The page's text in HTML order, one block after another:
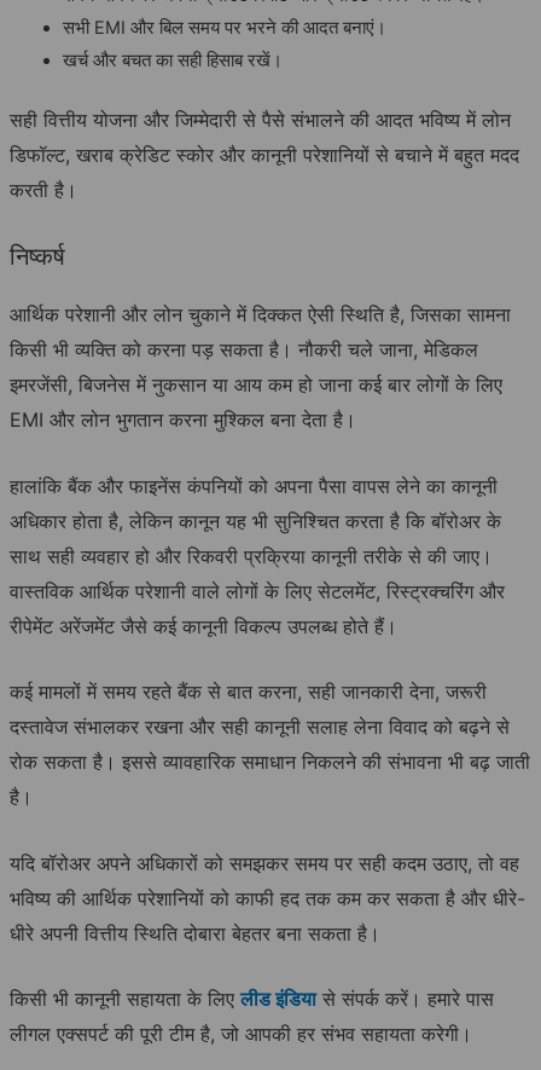
सभी EMI और बिल समय पर भरने की आदत बनाएं।
खर्च और बचत का सही हिसाब रखें।
सही वित्तीय योजना और जिम्मेदारी से पैसे संभालने की आदत भविष्य में लोन
डिफॉल्ट, खराब क्रेडिट स्कोर और कानूनी परेशानियों से बचाने में बहुत मदद
करती है।
निष्कर्ष
आर्थिक परेशानी और लोन चुकाने में दिक्कत ऐसी स्थिति है, जिसका सामना
किसी भी व्यक्ति को करना पड़ सकता है। नौकरी चले जाना, मेडिकल
इमरजेंसी, बिजनेस में नुकसान या आय कम हो जाना कई बार लोगों के लिए
EMI और लोन भुगतान करना मुश्किल बना देता है।
हालांकि बैंक और फाइनेंस कंपनियों को अपना पैसा वापस लेने का कानूनी
अधिकार होता है, लेकिन कानून यह भी सुनिश्चित करता है कि बॉरोअर के
साथ सही व्यवहार हो और रिकवरी प्रक्रिया कानूनी तरीके से की जाए।
वास्तविक आर्थिक परेशानी वाले लोगों के लिए सेटलमेंट, रिस्ट्रक्चरिंग और
रीपेमेंट अरेंजमेंट जैसे कई कानूनी विकल्प उपलब्ध होते हैं।
कई मामलों में समय रहते बैंक से बात करना, सही जानकारी देना, जरूरी
दस्तावेज संभालकर रखना और सही कानूनी सलाह लेना विवाद को बढ़ने से
रोक सकता है। इससे व्यावहारिक समाधान निकलने की संभावना भी बढ़ जाती
है।
यदि बॉरोअर अपने अधिकारों को समझकर समय पर सही कदम उठाए, तो वह
भविष्य की आर्थिक परेशानियों को काफी हद तक कम कर सकता है और धीरे-
धीरे अपनी वित्तीय स्थिति दोबारा बेहतर बना सकता है।
किसी भी कानूनी सहायता के लिएलीड इंडियासे संपर्क करें। हमारे पास
लीगल एक्सपर्ट की पूरी टीम है, जो आपकी हर संभव सहायता करेगी।